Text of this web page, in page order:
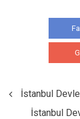
İstanbul
İstanbul